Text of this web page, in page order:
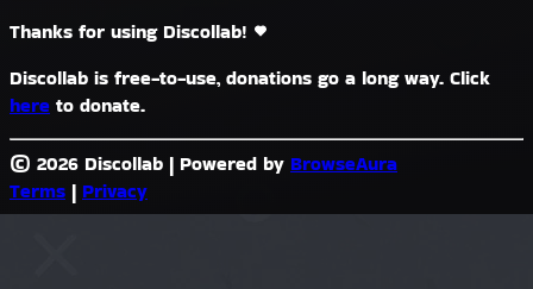
Thanks for using Discollab!
Discollab is free-to-use, donations go a long way. Click
here to donate.
© 2026 Discollab | Powered by BrowseAura
Terms | Privacy